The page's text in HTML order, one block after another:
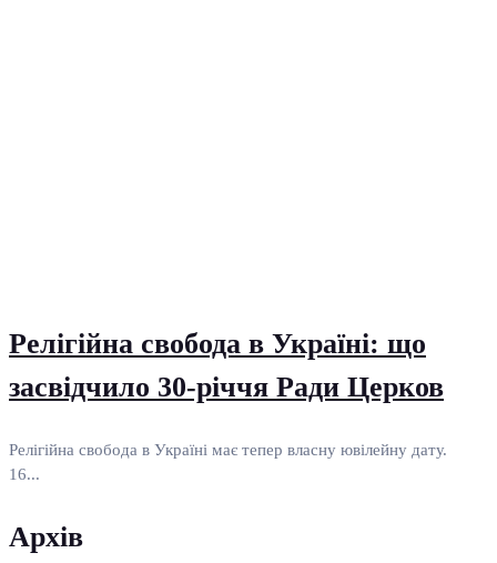
Релігійна свобода в Україні: що
засвідчило 30-річчя Ради Церков
Релігійна свобода в Україні має тепер власну ювілейну дату.
16...
Архів